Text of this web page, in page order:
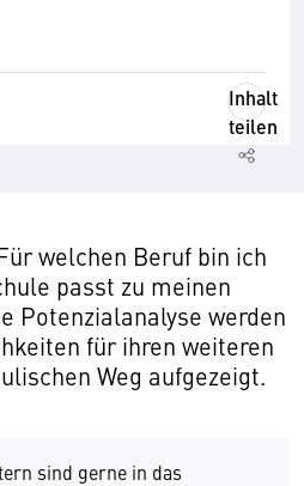
Inhalt
teilen
welchen Beruf bin ich
passt zu meinen
Potenzialanalyse werden
für ihren weiteren
Weg aufgezeigt.
sind gerne in das